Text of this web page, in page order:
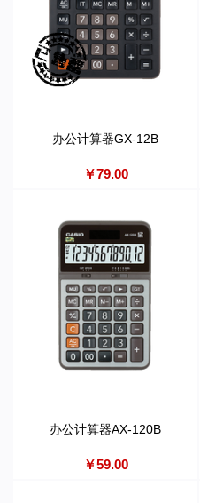
办公计算器GX-12B
￥79.00
办公计算器AX-120B
￥59.00